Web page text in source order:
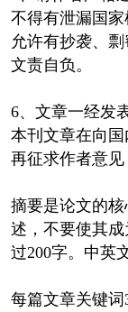
不得有泄漏国
允许有抄袭、
文责自负。
6、文章一经发
本刊文章在向
再征求作者意见
摘要是论文的
述，不要使其成
过200字。中英
每篇文章关键词